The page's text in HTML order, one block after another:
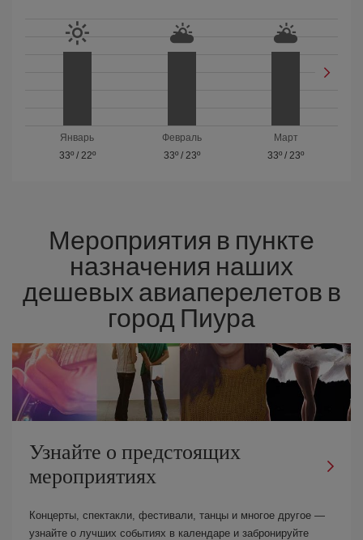
Январь
33º/ 22º
Февраль
33º/ 23º
Март
33º / 23º
Мероприятия в пункте
назначения наших
дешевых авиаперелетов в
город Пиура
Узнайте о предстоящих
мероприятиях
Концерты, спектакли, фестивали, танцы и многое другое —
узнайте о лучших событиях в календаре и забронируйте